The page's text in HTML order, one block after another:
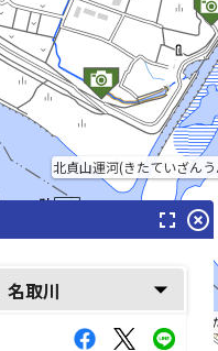
北貞山運河(きたていざん
増田川(ま
fullscreen highlight_off
名取川 arrow_drop_down